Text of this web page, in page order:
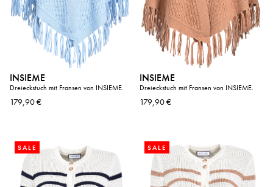
INSIEME
Dreieckstuch mit Fransen von INSIEME.
179,90 €
INSIEME
Dreieckstuch mit Fransen von INSIEME.
179,90 €
SALE SALE